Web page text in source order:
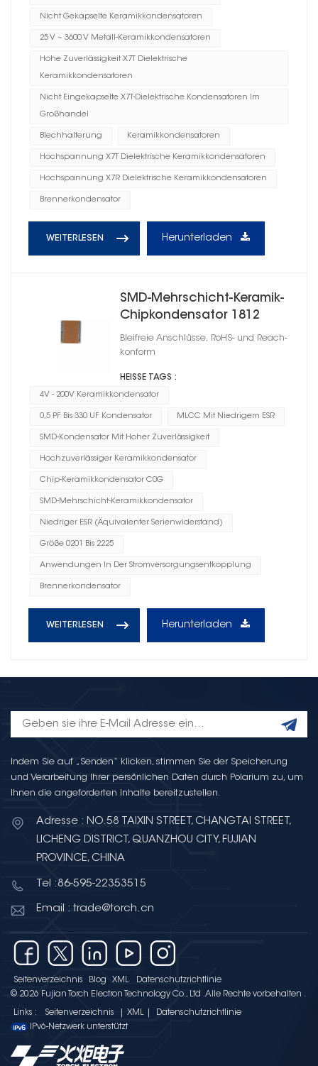
Nicht Gekapselte Keramikkondensatoren
25 V ~ 3600 V Metall-Keramikkondensatoren
Hohe Zuverlässigkeit X7T Dielektrische
Keramikkondensatoren
Nicht Eingekapselte X7T-Dielektrische Kondensatoren Im
Großhandel
Blechhalterung Keramikkondensatoren
Hochspannung X7T Dielektrische Keramikkondensatoren
Hochspannung X7R Dielektrische Keramikkondensatoren
Brennerkondensator
WEITERLESEN Herunterladen
SMD-Mehrschicht-Keramik-
Chipkondensator 1812
Bleifreie Anschlüsse, RoHS- und Reach-
konform
HEISSE TAGS :
4V - 200V Keramikkondensator
0,5 PF Bis 330 UF Kondensator MLCC Mit Niedrigem ESR
SMD-Kondensator Mit Hoher Zuverlässigkeit
Hochzuverlässiger Keramikkondensator
Chip-Keramikkondensator C0G
SMD-Mehrschicht-Keramikkondensator
Niedriger ESR (Äquivalenter Serienwiderstand)
Größe 0201 Bis 2225
Anwendungen In Der Stromversorgungsentkopplung
Brennerkondensator
WEITERLESEN Herunterladen
Indem Sie auf „Senden“ klicken, stimmen Sie der Speicherung
und Verarbeitung Ihrer persönlichen Daten durch Polarium zu, um
Ihnen die angeforderten Inhalte bereitzustellen.
Adresse : NO.58 TAIXIN STREET, CHANGTAI STREET,
LICHENG DISTRICT, QUANZHOU CITY, FUJIAN
PROVINCE, CHINA
Tel :86-595-22353515
Email : trade@torch.cn
Seitenverzeichnis Blog XML
Datenschutzrichtlinie
© 2026 Fujian Torch Electron Technology Co., Ltd .Alle Rechte vorbehalten .
Links : Seitenverzeichnis XML
Datenschutzrichtlinie
IPv6-Netzwerk unterstützt